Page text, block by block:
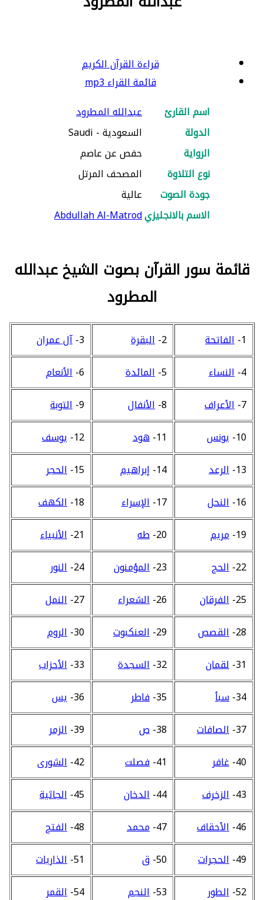
قراءة القرآن الكريم
قائمة القراء mp3
اسم القارئ
عبدالله المطرود
الدولة
السعودية - Saudi
الرواية
حفص عن عاصم
نوع التلاوة
المصحف المرتل
جودة الصوت
عالية
الاسم بالانجليزيAbdullah Al-Matrod
قائمة سور القرآن بصوت الشيخ عبدالله
المطرود
1- الفاتحة 2- البقرة 3- آل عمران
4- النساء 5- المائدة 6- الأنعام
7- الأعراف 8- الأنفال 9- التوبة
10- يونس 11- هود 12- يوسف
13- الرعد 14- إبراهيم 15- الحجر
16- النحل 17- الإسراء 18- الكهف
19- مريم 20- طه 21- الأنبياء
22- الحج 23- المؤمنون 24- النور
25- الفرقان 26- الشعراء 27- النمل
28- القصص 29- العنكبوت 30- الروم
31- لقمان 32- السجدة 33- الأحزاب
34- سبأ 35- فاطر 36- يس
37- الصافات 38- ص 39- الزمر
40- غافر 41- فصلت 42- الشورى
43- الزخرف 44- الدخان 45- الجاثية
46- الأحقاف 47- محمد 48- الفتح
49- الحجرات 50- ق 51- الذاريات
52- الطور 53- النجم 54- القمر